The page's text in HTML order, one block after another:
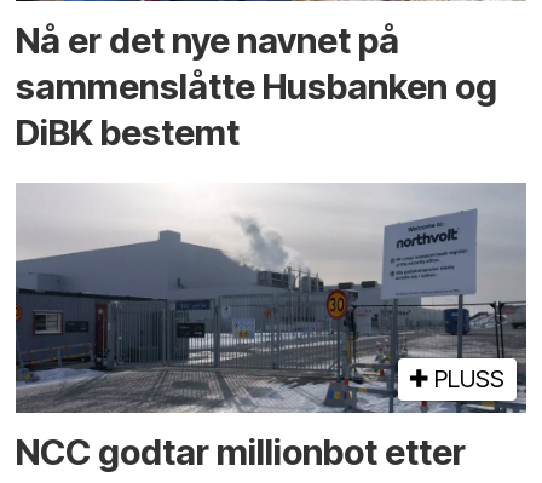
Nå er det nye navnet på
sammenslåtte Husbanken og
DiBK bestemt
PLUSS
NCC godtar millionbot etter